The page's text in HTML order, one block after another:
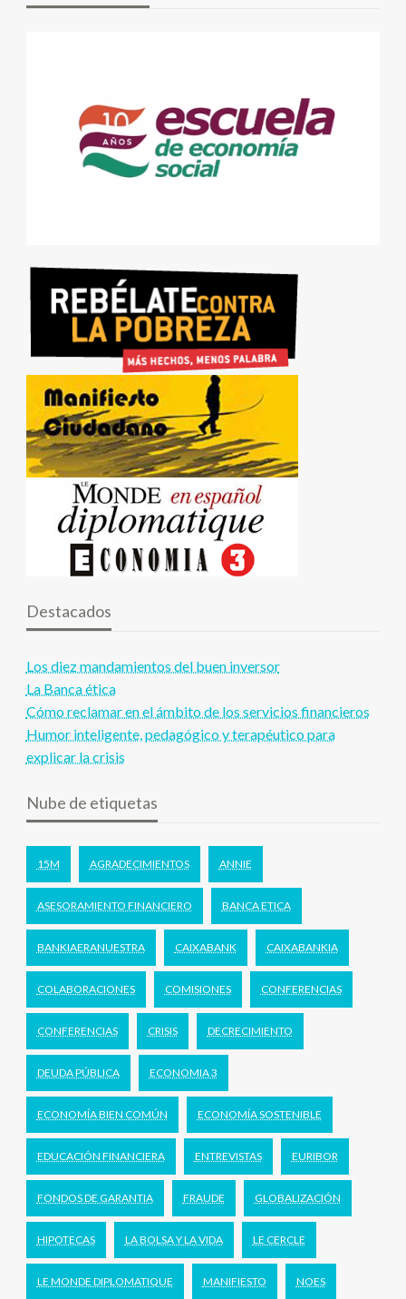
Destacados
Los diez mandamientos del buen inversor
La Banca ética
Cómo reclamar en el ámbito de los servicios financieros
Humor inteligente, pedagógico y terapéutico para
explicar la crisis
Nube de etiquetas
15M AGRADECIMIENTOS ANNIE
ASESORAMIENTO FINANCIERO BANCA ETICA
BANKIAERANUESTRA CAIXABANK CAIXABANKIA
COLABORACIONES COMISIONES CONFERENCIAS
CONFERENCIAS CRISIS DECRECIMIENTO
DEUDA PÚBLICA ECONOMIA 3
ECONOMÍA BIEN COMÚN ECONOMÍA SOSTENIBLE
EDUCACIÓN FINANCIERA ENTREVISTAS EURIBOR
FONDOS DE GARANTIA FRAUDE GLOBALIZACIÓN
HIPOTECAS LA BOLSA Y LA VIDA LE CERCLE
LE MONDE DIPLOMATIQUE MANIFIESTO NOES